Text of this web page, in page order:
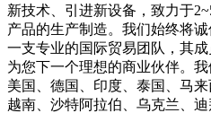
新技术、引进新设备，致力于
产品的生产制造。我们始终将
一支专业的国际贸易团队，其
为您下一个理想的商业伙伴。
美国、德国、印度、泰国、马
越南、沙特阿拉伯、乌克兰、